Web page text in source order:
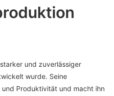
und zuverlässiger
wurde. Seine
Produktivität und macht ihn